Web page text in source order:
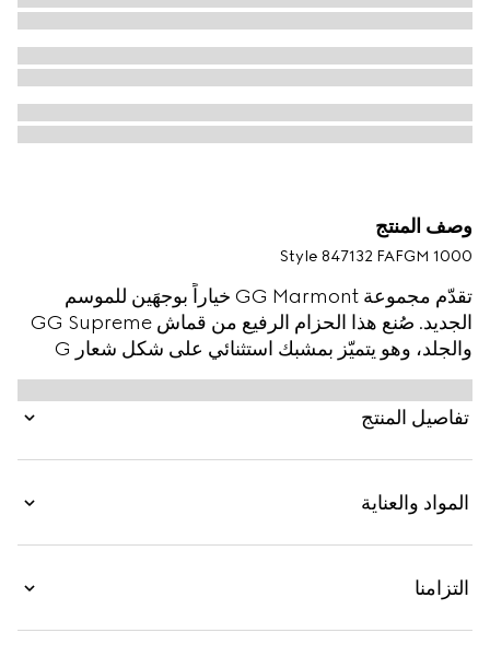
وصف المنتج
Style ‎847132 FAFGM 1000
تقدّم مجموعة GG Marmont خياراً بوجهَين للموسم
الجديد. صُنع هذا الحزام الرفيع من قماش GG Supreme
والجلد، وهو يتميّز بمشبك استثنائي على شكل شعار G
المزدوج.
تفاصيل المنتج
المواد والعناية
التزامنا